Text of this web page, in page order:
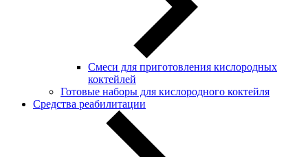
Смеси для приготовления кислородных
коктейлей
Готовые наборы для кислородного коктейля
Средства реабилитации